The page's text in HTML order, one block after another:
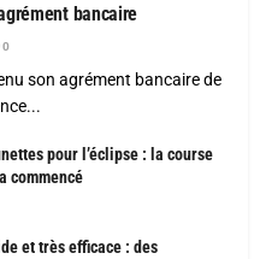
bancaire
0
son agrément bancaire de
pour l’éclipse : la course
commencé
et très efficace : des